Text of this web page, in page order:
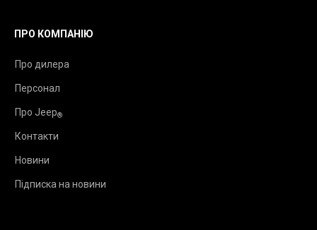
ПРО КОМПАНІЮ
Про дилера
Персонал
Про Jeep®
Контакти
Новини
Підписка на новини